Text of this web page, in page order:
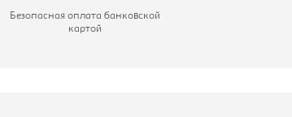
Безопасная оплата банковской
картой